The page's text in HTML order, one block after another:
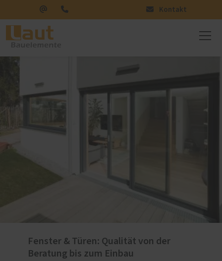
Kontakt
Fenster & Türen: Qualität von der
Beratung bis zum Einbau